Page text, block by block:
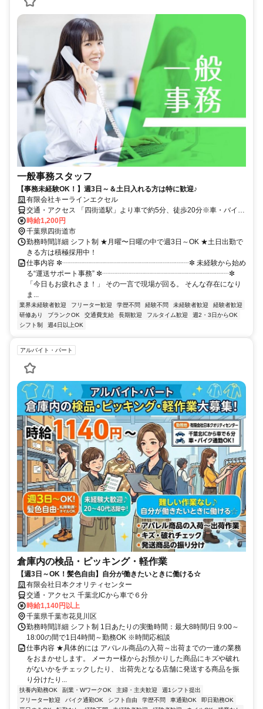
一般事務スタッフ
【事務未経験OK！】週3日～＆土日入れる方は特に歓迎♪
有限会社キーラインエクセル
交通・アクセス 「四街道駅」より車で約5分、徒歩20分※車・バイク
通勤OK
時給1,200円
千葉県四街道市
勤務時間詳細 シフト制 ★月曜〜日曜の中で週3日～OK ★土日出勤で
きる方は積極採用中！
仕事内容 ✼┈┈┈┈┈┈┈┈┈┈┈┈┈┈┈┈┈┈✼ 未経験から始め
る“運送サポート事務” ✼┈┈┈┈┈┈┈┈┈┈┈┈┈┈┈┈┈┈✼
「今日もお疲れさま！」 その一言で現場が回る。 そんな存在になり
ま...
業界未経験者歓迎 フリーター歓迎 学歴不問 経験不問 未経験者歓迎
経験者歓迎
研修あり
ブランクOK 交通費支給 長期歓迎 フルタイム歓迎
週2・3日からOK
シフト制
週4日以上OK
アルバイト・パート
倉庫内の検品・ピッキング・軽作業
【週3日～OK！髪色自由】自分が働きたいときに働ける☆
有限会社日本クオリティセンター
交通・アクセス 千葉北ICから車で６分
時給1,140円以上
千葉県千葉市花見川区
勤務時間詳細 シフト制 1日あたりの実働時間：最大8時間/日 9:00～
18:00の間で1日4時間～勤務OK ※時間応相談
仕事内容 ★具体的には アパレル商品の入荷～出荷までの一連の業務
をおまかせします。 メーカー様からお預かりした商品にキズや破れ
がないかをチェックしたり、 出荷先となる店舗に発送する商品を振
り分けたり...
扶養内勤務OK 副業・WワークOK 主婦・主夫歓迎
週1シフト提出
フリーター歓迎
バイク通勤OK シフト自由 学歴不問 車通勤OK
即日勤務OK